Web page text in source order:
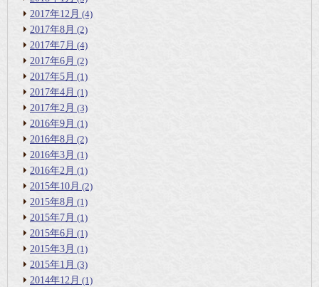
2017年12月 (4)
2017年8月 (2)
2017年7月 (4)
2017年6月 (2)
2017年5月 (1)
2017年4月 (1)
2017年2月 (3)
2016年9月 (1)
2016年8月 (2)
2016年3月 (1)
2016年2月 (1)
2015年10月 (2)
2015年8月 (1)
2015年7月 (1)
2015年6月 (1)
2015年3月 (1)
2015年1月 (3)
2014年12月 (1)